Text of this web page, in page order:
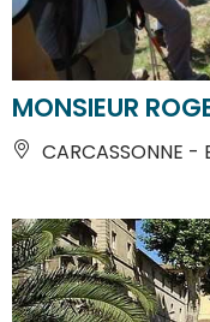
MONSIEUR
CARCASSONNE -